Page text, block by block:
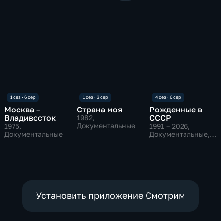
Москва –
Владивосток
1975,
Документальные
Страна моя
1982,
Документальные
Рожденные в
СССР
1991 – 2026,
Документальные,
Установить приложение Смотрим